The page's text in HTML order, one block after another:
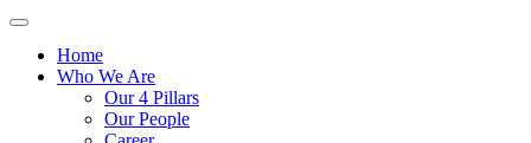
Home
Who We Are
Our 4 Pillars
Our People